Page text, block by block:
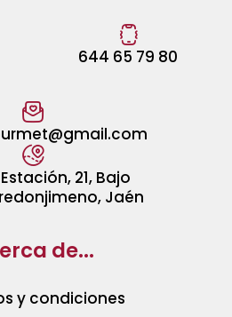
644 65 79 80
21, Bajo
Jaén
de...
y condiciones